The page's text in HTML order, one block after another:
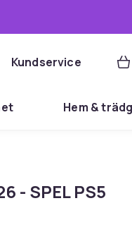
Kundservice
Hem &
- SPEL PS5